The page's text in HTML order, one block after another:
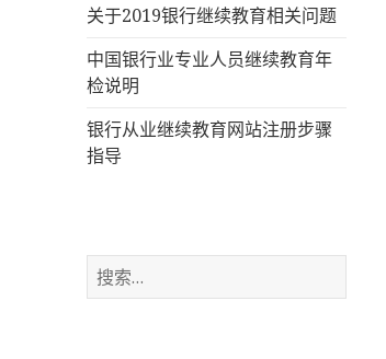
关于2019银行继续教育相关问题
中国银行业专业人员继续教育年
检说明
银行从业继续教育网站注册步骤
指导
搜
索：